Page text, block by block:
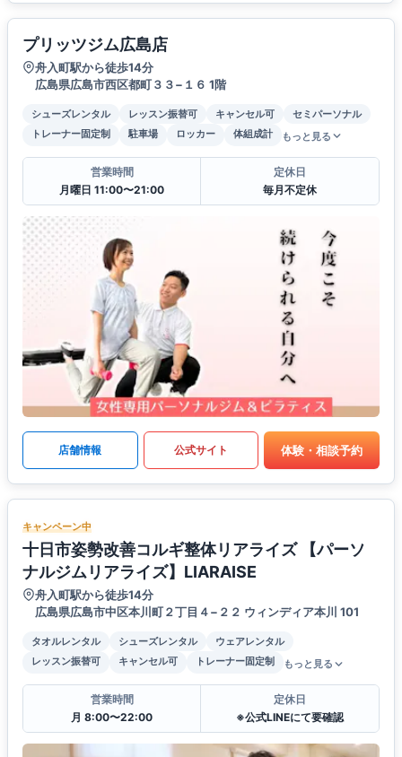
プリッツジム広島店
舟入町駅から徒歩14分
広島県広島市西区都町３３−１６ 1階
シューズレンタル レッスン振替可 キャンセル可
セミパーソナル
トレーナー固定制
駐車場 ロッカー 体組成計 もっと見る
営業時間
月曜日 11:00〜21:00
定休日
毎月不定休
店舗情報 公式サイト 体験・相談予約
キャンペーン中
十日市姿勢改善コルギ整体リアライズ 【パーソ
ナルジムリアライズ】LIARAISE
舟入町駅から徒歩14分
広島県広島市中区本川町２丁目４−２２ ウィンディア本川 101
タオルレンタル シューズレンタル
ウェアレンタル
レッスン振替可
キャンセル可 トレーナー固定制 もっと見る
営業時間
月 8:00〜22:00
定休日
※公式LINEにて要確認